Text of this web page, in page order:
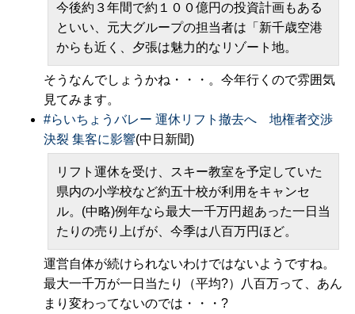
今後約３年間で約１００億円の投資計画もある
といい、元大グループの担当者は「新千歳空港
からも近く、夕張は魅力的なリゾート地。
そうなんでしょうかね・・・。今年行くので雰囲気
見てみます。
#らいちょうバレー 運休リフト撤去へ 地権者交渉
決裂 集客に影響(中日新聞)
リフト運休を受け、スキー教室を予定していた
県内の小学校など約五十校が利用をキャンセ
ル。(中略)例年なら最大一千万円超あった一日当
たりの売り上げが、今季は八百万円ほど。
運営自体が続けられないわけではないようですね。
最大一千万が一日当たり（平均?）八百万って、あん
まり変わってないのでは・・・?